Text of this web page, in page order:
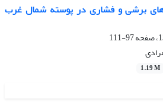
برشی و فشاری در پوسته شمال غرب
97-111
1.19 M